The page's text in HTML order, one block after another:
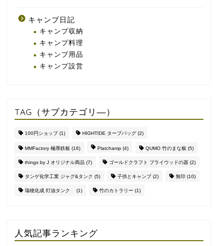
キャンプ日記
キャンプ収納
キャンプ料理
キャンプ用品
キャンプ設営
TAG（サブカテゴリ―）
100円ショップ(1) HIGHTIDE タープバッグ (2)
MMFactory 極厚鉄板 (16) Platchamp (4) QUMO 竹のまな板 (5)
things by J オリジナル商品 (7) ゴールドクラフト プライウッドの器 (2)
タンゲ化学工業 ジャグ&タンク (5) 子供とキャンプ(2) 無印 (10)
瑞穂化成 灯油タンク (1) 竹のカトラリー (1)
人気記事ランキング